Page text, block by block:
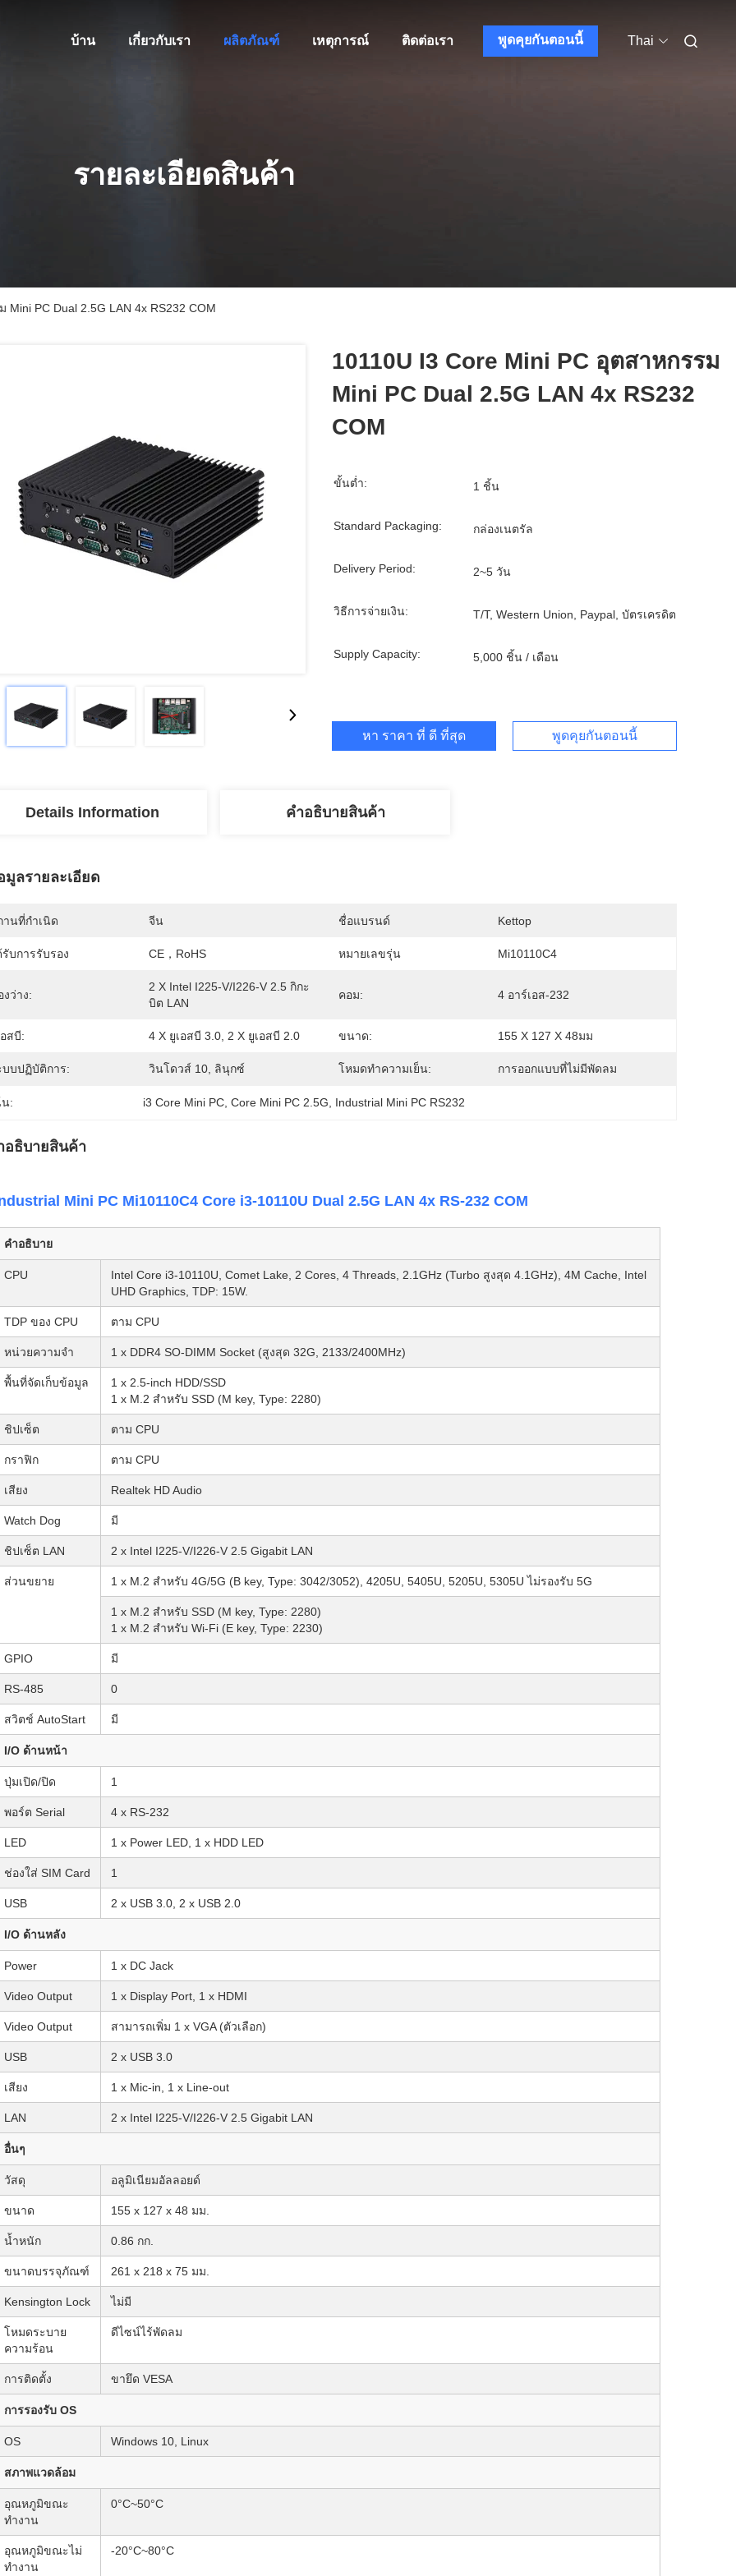
บ้าน เกี่ยวกับเรา ผลิตภัณฑ์ เหตุการณ์ ติดต่อเรา พูดคุยกันตอนนี้ Thai
รายละเอียดสินค้า
Mini PC Dual 2.5G LAN 4x RS232 COM
10110U I3 Core Mini PC อุตสาหกรรม
Mini PC Dual 2.5G LAN 4x RS232
COM
ขั้นต่ำ: 1 ชิ้น
Standard Packaging: กล่องเนตรัล
Delivery Period: 2~5 วัน
วิธีการจ่ายเงิน: T/T, Western Union, Paypal, บัตรเครดิต
Supply Capacity: 5,000 ชิ้น / เดือน
หา ราคา ที่ ดี ที่สุด พูดคุยกันตอนนี้
Details Information คําอธิบายสินค้า
มูลรายละเอียด
านที่กำเนิด จีน ชื่อแบรนด์ Kettop
รับการรับรอง CE，RoHS หมายเลขรุ่น Mi10110C4
งว่าง:
2 X Intel I225-V/I226-V 2.5 กิกะ
บิต LAN
คอม: 4 อาร์เอส-232
สบี: 4 X ยูเอสบี 3.0, 2 X ยูเอสบี 2.0 ขนาด: 155 X 127 X 48มม
บบปฏิบัติการ: วินโดวส์ 10, ลินุกซ์ โหมดทำความเย็น: การออกแบบที่ไม่มีพัดลม
น: i3 Core Mini PC , Core Mini PC 2.5G Industrial Mini PC RS232
อธิบายสินค้า
Mini PC Mi10110C4 Core i3-10110U Dual 2.5G LAN 4x RS-232 COM
คำอธิบาย
CPU
Intel Core i3-10110U, Comet Lake, 2 Cores, 4 Threads, 2.1GHz (Turbo สูงสุด 4.1GHz), 4M Cache, Intel
UHD Graphics, TDP: 15W.
TDP ของ CPU ตาม CPU
หน่วยความจำ 1 x DDR4 SO-DIMM Socket (สูงสุด 32G, 2133/2400MHz)
พื้นที่จัดเก็บข้อมูล
1 x 2.5-inch HDD/SSD
1 x M.2 สำหรับ SSD (M key, Type: 2280)
ชิปเซ็ต ตาม CPU
กราฟิก ตาม CPU
เสียง Realtek HD Audio
Watch Dog มี
ชิปเซ็ต LAN 2 x Intel I225-V/I226-V 2.5 Gigabit LAN
ส่วนขยาย 1 x M.2 สำหรับ 4G/5G (B key, Type: 3042/3052), 4205U, 5405U, 5205U, 5305U ไม่รองรับ 5G
1 x M.2 สำหรับ SSD (M key, Type: 2280)
1 x M.2 สำหรับ Wi-Fi (E key, Type: 2230)
GPIO มี
RS-485 0
สวิตช์ AutoStart มี
I/O ด้านหน้า
ปุ่มเปิด/ปิด 1
พอร์ต Serial 4 x RS-232
LED 1 x Power LED, 1 x HDD LED
ช่องใส่ SIM Card 1
USB 2 x USB 3.0, 2 x USB 2.0
I/O ด้านหลัง
Power 1 x DC Jack
Video Output 1 x Display Port, 1 x HDMI
Video Output สามารถเพิ่ม 1 x VGA (ตัวเลือก)
USB 2 x USB 3.0
เสียง 1 x Mic-in, 1 x Line-out
LAN 2 x Intel I225-V/I226-V 2.5 Gigabit LAN
อื่นๆ
วัสดุ อลูมิเนียมอัลลอยด์
ขนาด 155 x 127 x 48 มม.
น้ำหนัก 0.86 กก.
ขนาดบรรจุภัณฑ์ 261 x 218 x 75 มม.
Kensington Lock ไม่มี
โหมดระบาย
ความร้อน
ดีไซน์ไร้พัดลม
การติดตั้ง ขายึด VESA
การรองรับ OS
OS Windows 10, Linux
สภาพแวดล้อม
อุณหภูมิขณะ
ทำงาน
0°C~50°C
อุณหภูมิขณะไม่
ทำงาน
-20°C~80°C